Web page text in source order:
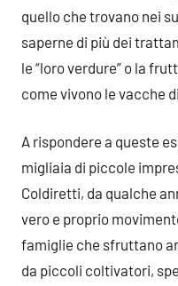
quello che trovano nei
saperne di più dei
le “loro verdure” o la
come vivono le vacche
A rispondere a queste
migliaia di piccole
Coldiretti, da qualche
vero e proprio
famiglie che sfruttano
da piccoli coltivatori,